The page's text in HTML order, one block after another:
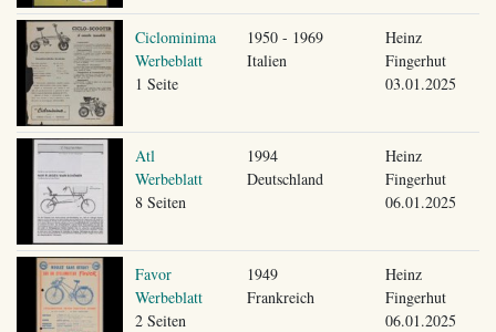
Ciclominima
Werbeblatt
1 Seite
1950 - 1969
Italien
Heinz
Fingerhut
03.01.2025
Atl
Werbeblatt
8 Seiten
1994
Deutschland
Heinz
Fingerhut
06.01.2025
Favor
Werbeblatt
2 Seiten
1949
Frankreich
Heinz
Fingerhut
06.01.2025